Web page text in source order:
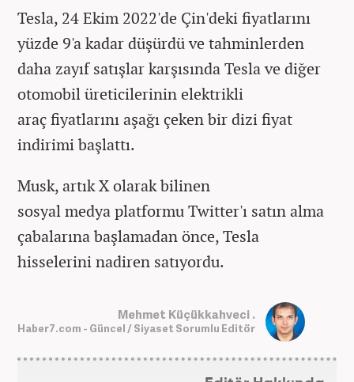
Tesla, 24 Ekim 2022'de Çin'deki fiyatlarını
yüzde 9'a kadar düşürdü ve tahminlerden
daha zayıf satışlar karşısında Tesla ve diğer
otomobil üreticilerinin elektrikli
araç fiyatlarını aşağı çeken bir dizi fiyat
indirimi başlattı.
Musk, artık X olarak bilinen
sosyal medya platformu Twitter'ı satın alma
çabalarına başlamadan önce, Tesla
hisselerini nadiren satıyordu.
Mehmet Küçükkahveci .
Haber7.com - Güncel / Siyaset Sorumlu Editör